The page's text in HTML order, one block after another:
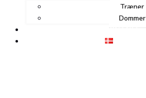
Træner
Dommer
KONTAKT